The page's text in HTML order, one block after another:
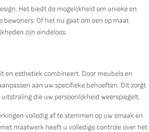
Het biedt de mogelijkheid om unieke en
Of het nu gaat om een op maat
zijn eindeloos.
en esthetiek combineert. Door meubels en
aan uw specifieke behoeften. Dit zorgt
die uw persoonlijkheid weerspiegelt.
volledig af te stemmen op uw smaak en
maatwerk heeft u volledige controle over het